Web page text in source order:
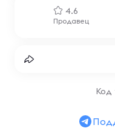
4.6
Продавец
Код